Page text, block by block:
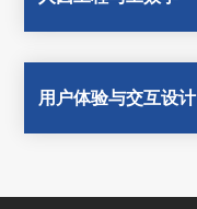
用户体验与交互设计